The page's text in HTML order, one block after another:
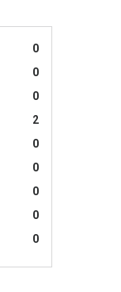
0
0
0
2
0
0
0
0
0